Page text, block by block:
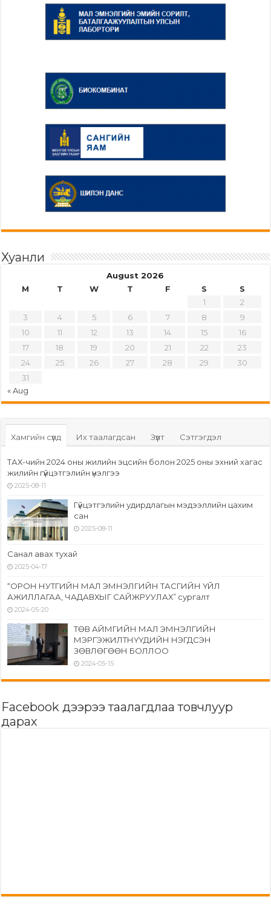
Хуанли
August 2026
M
T W T F S
S
1
2
3
4 5 6 7 8
9
10
11 12 13 14 15
16
17
18 19 20 21 22
23
24
25 26 27 28 29
30
31
« Aug
Хамгийн сүүлд Их таалагдсан Зүүлт Сэтгэгдэл
ТАХ-чийн 2024 оны жилийн эцсийн болон 2025 оны эхний хагас
жилийн гүйцэтгэлийн үнэлгээ
2025-08-11
Гүйцэтгэлийн удирдлагын мэдээллийн цахим
сан
2025-08-11
Санал авах тухай
2025-04-17
“ОРОН НУТГИЙН МАЛ ЭМНЭЛГИЙН ТАСГИЙН ҮЙЛ
АЖИЛЛАГАА, ЧАДАВХЫГ САЙЖРУУЛАХ” сургалт
2024-05-20
ТӨВ АЙМГИЙН МАЛ ЭМНЭЛГИЙН
МЭРГЭЖИЛТНҮҮДИЙН НЭГДСЭН
ЗӨВЛӨГӨӨН БОЛЛОО
2024-05-15
Facebook дээрээ таалагдлаа товчлуур
дарах